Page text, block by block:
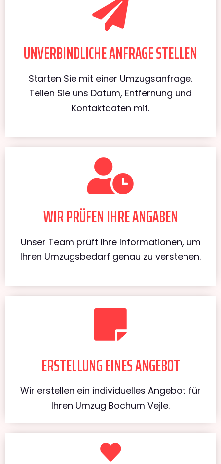
UNVERBINDLICHE ANFRAGE STELLEN
Starten Sie mit einer Umzugsanfrage.
Teilen Sie uns Datum, Entfernung und
Kontaktdaten mit.
WIR PRÜFEN IHRE ANGABEN
Unser Team prüft Ihre Informationen, um
Ihren Umzugsbedarf genau zu verstehen.
ERSTELLUNG EINES ANGEBOT
Wir erstellen ein individuelles Angebot für
Ihren Umzug Bochum Vejle.